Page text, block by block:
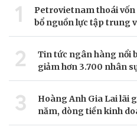
1
Petrovietnam thoái
bổ nguồn lực tập trung
2
Tin tức ngân hàng nổi
giảm hơn 3.700 nhân
3
Hoàng Anh Gia Lai lãi
năm, dòng tiền kinh